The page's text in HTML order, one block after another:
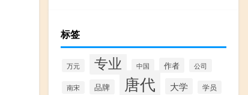
标签
万元 专业 中国 作者 公司
南宋 品牌 唐代 大学 学员